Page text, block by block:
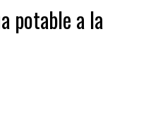
potable a la